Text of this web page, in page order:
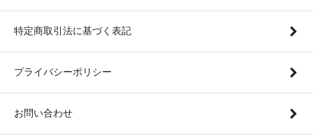
特定商取引法に基づく表記
プライバシーポリシー
お問い合わせ